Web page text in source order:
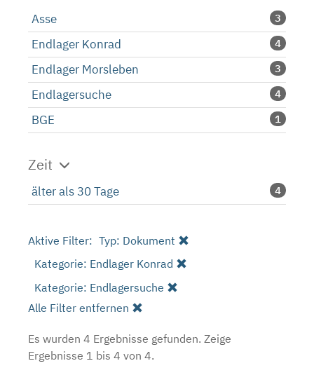
Asse 3
Endlager Konrad 4
Endlager Morsleben 3
Endlagersuche 4
BGE 1
Zeit
älter als 30 Tage 4
Aktive Filter: Typ: Dokument
Kategorie: Endlager Konrad
Kategorie: Endlagersuche
Alle Filter entfernen
Es wurden 4 Ergebnisse gefunden. Zeige
Ergebnisse 1 bis 4 von 4.